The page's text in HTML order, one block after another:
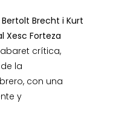
Bertolt Brecht i Kurt
Xesc Forteza
crítica,
la
con una
y